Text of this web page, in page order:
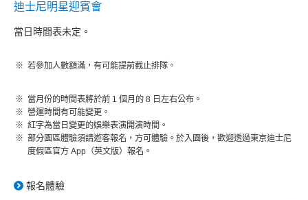
迪士尼明星迎賓會
當日時間表未定。
若參加人數額滿，有可能提前截止排隊。
當月份的時間表將於前 1 個月的 8 日左右公布。
營運時間有可能變更。
紅字為當日變更的娛樂表演開演時間。
部分園區體驗須請遊客報名，方可體驗。於入園後，歡迎透過東京迪士尼
度假區官方 App（英文版）報名。
報名體驗